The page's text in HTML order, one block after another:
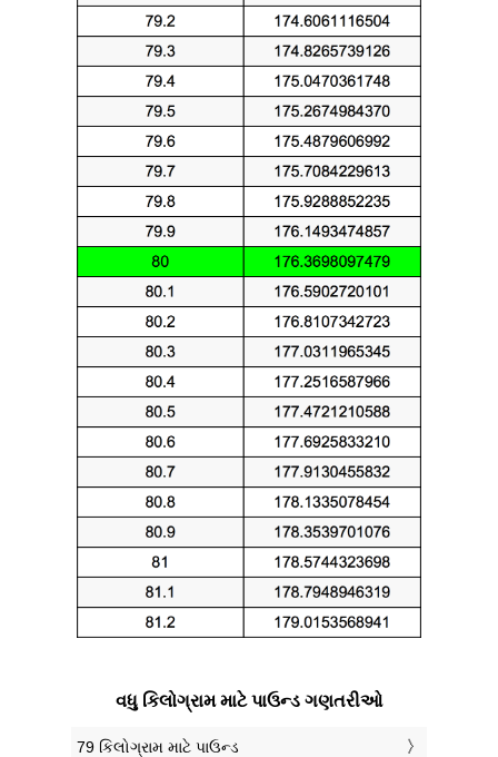
વધુ કિલોગ્રામ માટે પાઉન્ડ ગણતરીઓ
79 કિલોગ્રામ માટે પાઉન્ડ